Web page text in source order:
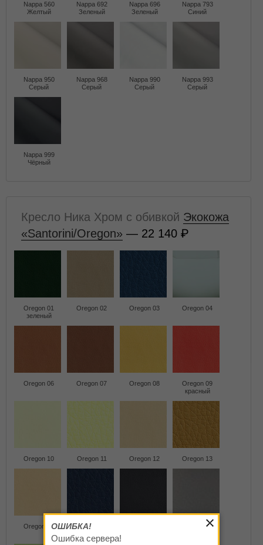
Nappa 560
Желтый
Nappa 692
Зеленый
Nappa 696
Зеленый
Nappa 793
Синий
Nappa 950
Серый
Nappa 968
Серый
Nappa 990
Серый
Nappa 993
Серый
Nappa 999
Чёрный
Кресло Ника Хром с обивкой Экокожа
«Santorini/Oregon» — 22 140
Oregon 01
зеленый
Oregon 02 Oregon 03 Oregon 04
Oregon 06 Oregon 07 Oregon 08
Oregon 09
красный
Oregon 10 Oregon 11 Oregon 12 Oregon 13
Oregon 14
Oregon 15
Oregon 17
ОШИБКА!
Ошибка сервера!